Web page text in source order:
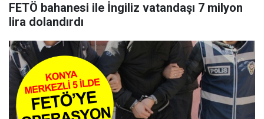
FETÖ bahanesi ile İngiliz vatandaşı 7 milyon
lira dolandırdı